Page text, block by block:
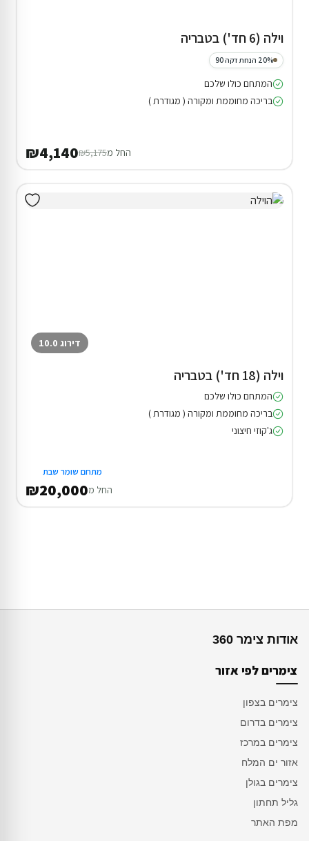
וילה (6 חד') בטבריה
20% הנחת דקה 90
המתחם כולו שלכם
בריכה מחוממת ומקורה ( מגודרת )
החל מ₪5,175
₪4,140
דירוג 10.0
וילה (18 חד') בטבריה
המתחם כולו שלכם
בריכה מחוממת ומקורה ( מגודרת )
ג'קוזי חיצוני
מתחם שומר שבת
החל מ₪20,000
אודות צימר 360
צימרים לפי אזור
צימרים בצפון
צימרים בדרום
צימרים במרכז
אזור ים המלח
צימרים בגולן
גליל תחתון
מפת האתר